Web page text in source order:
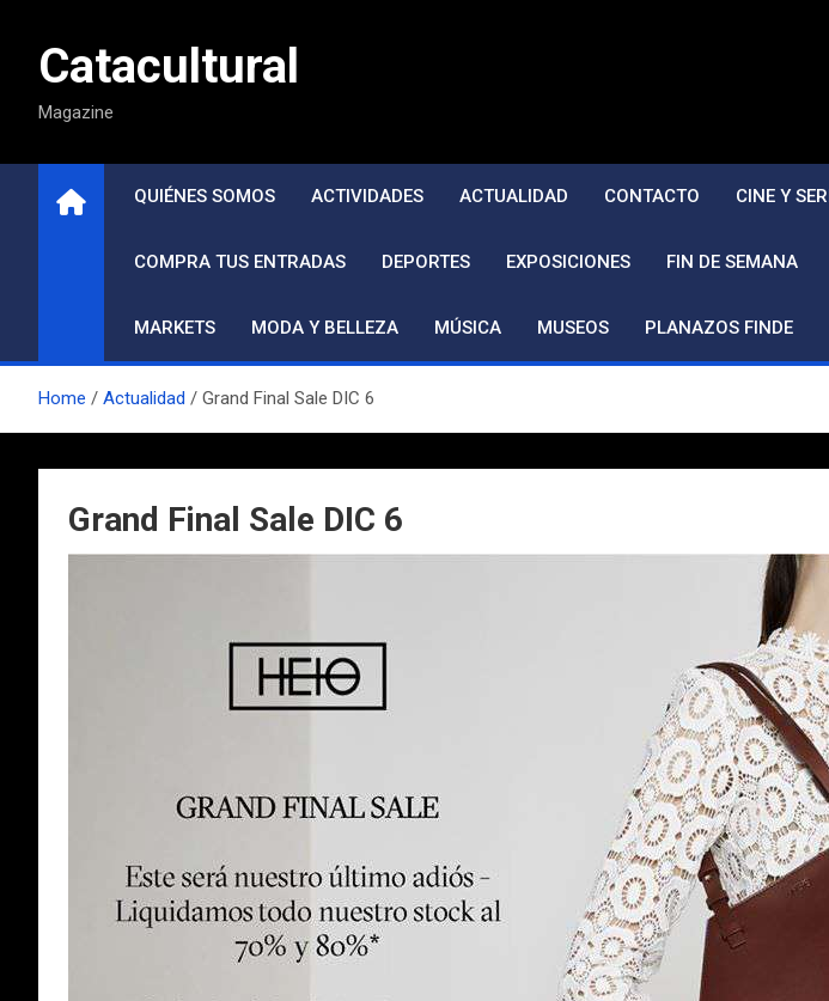
contenidoCatacultural
Magazine
QUIÉNES SOMOS ACTIVIDADES ACTUALIDAD CONTACTO CINE Y
COMPRA TUS ENTRADAS DEPORTES EXPOSICIONES FIN DE SEMANA
MARKETS MODA Y BELLEZA MÚSICA MUSEOS PLANAZOS FINDE
Home Actualidad Grand Final Sale DIC 6
Grand Final Sale DIC 6